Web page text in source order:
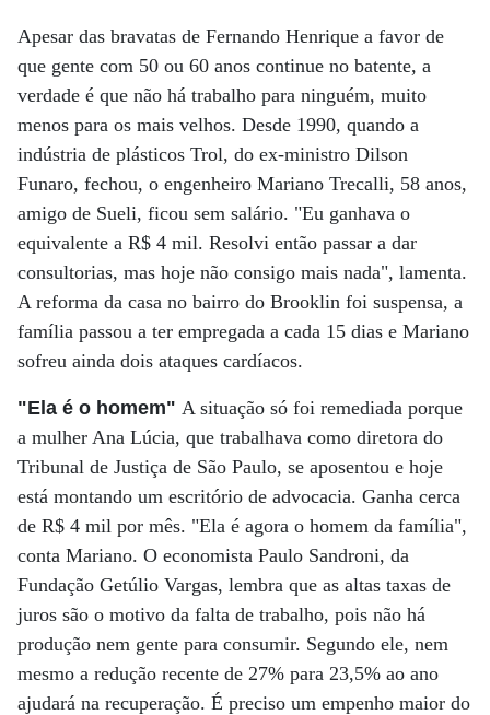
Apesar das bravatas de Fernando Henrique a favor de
que gente com 50 ou 60 anos continue no batente, a
verdade é que não há trabalho para ninguém, muito
menos para os mais velhos. Desde 1990, quando a
indústria de plásticos Trol, do ex-ministro Dilson
Funaro, fechou, o engenheiro Mariano Trecalli, 58 anos,
amigo de Sueli, ficou sem salário. "Eu ganhava o
equivalente a R$ 4 mil. Resolvi então passar a dar
consultorias, mas hoje não consigo mais nada", lamenta.
A reforma da casa no bairro do Brooklin foi suspensa, a
família passou a ter empregada a cada 15 dias e Mariano
sofreu ainda dois ataques cardíacos.
"Ela é o homem" A situação só foi remediada porque
a mulher Ana Lúcia, que trabalhava como diretora do
Tribunal de Justiça de São Paulo, se aposentou e hoje
está montando um escritório de advocacia. Ganha cerca
de R$ 4 mil por mês. "Ela é agora o homem da família",
conta Mariano. O economista Paulo Sandroni, da
Fundação Getúlio Vargas, lembra que as altas taxas de
juros são o motivo da falta de trabalho, pois não há
produção nem gente para consumir. Segundo ele, nem
mesmo a redução recente de 27% para 23,5% ao ano
ajudará na recuperação. É preciso um empenho maior do